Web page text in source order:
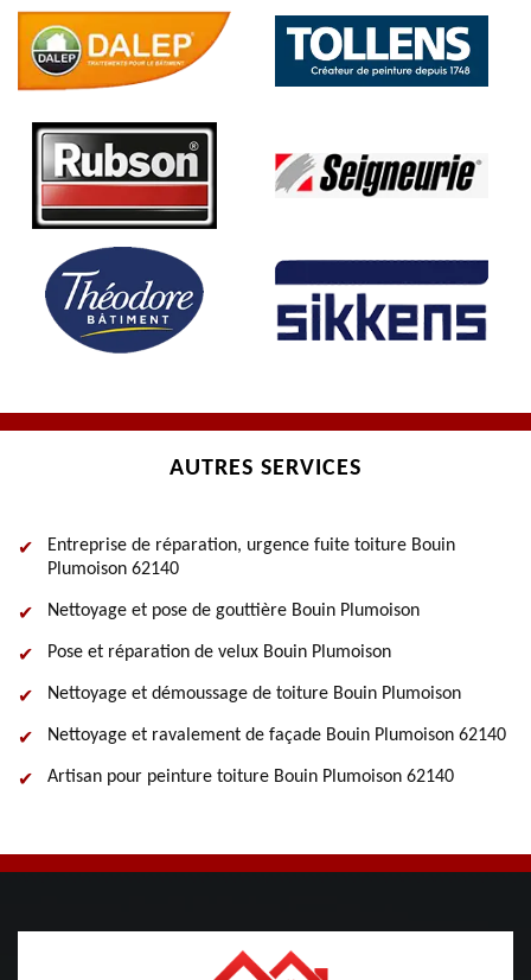
AUTRES SERVICES
Entreprise de réparation, urgence fuite toiture Bouin
Plumoison 62140
Nettoyage et pose de gouttière Bouin Plumoison
Pose et réparation de velux Bouin Plumoison
Nettoyage et démoussage de toiture Bouin Plumoison
Nettoyage et ravalement de façade Bouin Plumoison 62140
Artisan pour peinture toiture Bouin Plumoison 62140